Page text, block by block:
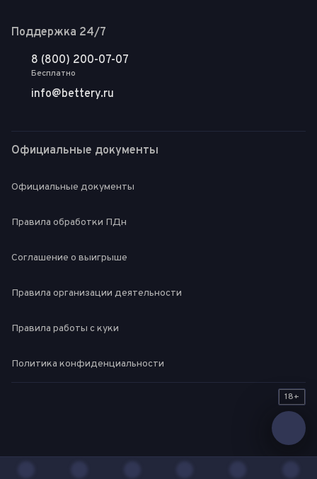
Поддержка 24/7
8 (800) 200-07-07
Бесплатно
info@bettery.ru
Официальные документы
Официальные документы
Правила обработки ПДн
Соглашение о выигрыше
Правила организации деятельности
Правила работы с куки
Политика конфиденциальности
18+